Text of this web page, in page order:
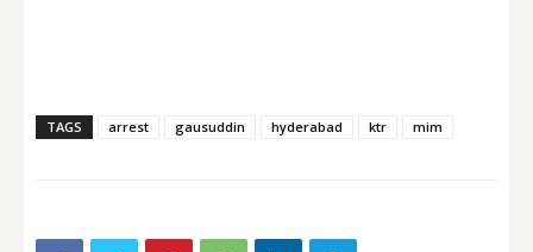
TAGS arrest gausuddin hyderabad ktr mim